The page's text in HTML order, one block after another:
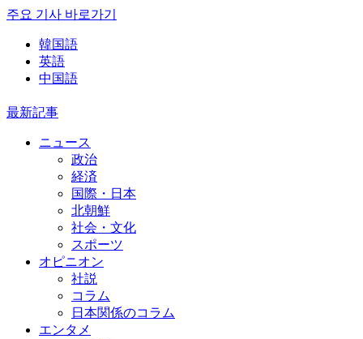
주요 기사 바로가기
韓国語
英語
中国語
最新記事
ニュース
政治
経済
国際・日本
北朝鮮
社会・文化
スポーツ
オピニオン
社説
コラム
日本関係のコラム
エンタメ